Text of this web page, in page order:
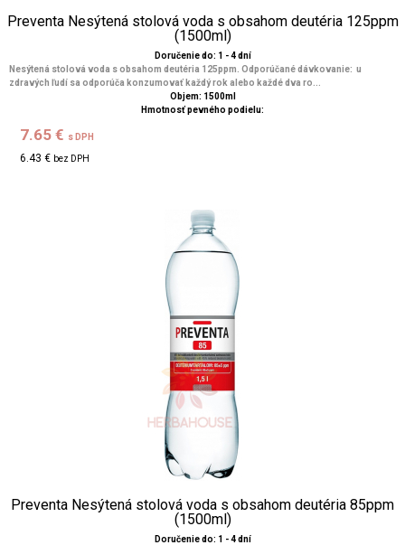
Preventa Nesýtená stolová voda s obsahom deutéria 125ppm
(1500ml)
Doručenie do: 1 - 4 dní
Nesýtená stolová voda s obsahom deutéria 125ppm. Odporúčané dávkovanie: u
zdravých ľudí sa odporúča konzumovať každý rok alebo každé dva ro...
Objem: 1500ml
Hmotnosť pevného podielu:
7.65 € s DPH
6.43 € bez DPH
Preventa Nesýtená stolová voda s obsahom deutéria 85ppm
(1500ml)
Doručenie do: 1 - 4 dní